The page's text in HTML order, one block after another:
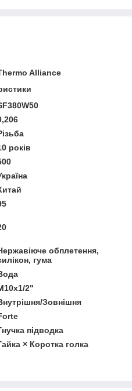
Alliance
років
обплетення,
гума
2"
Зовнішня
підводка
× Коротка голка